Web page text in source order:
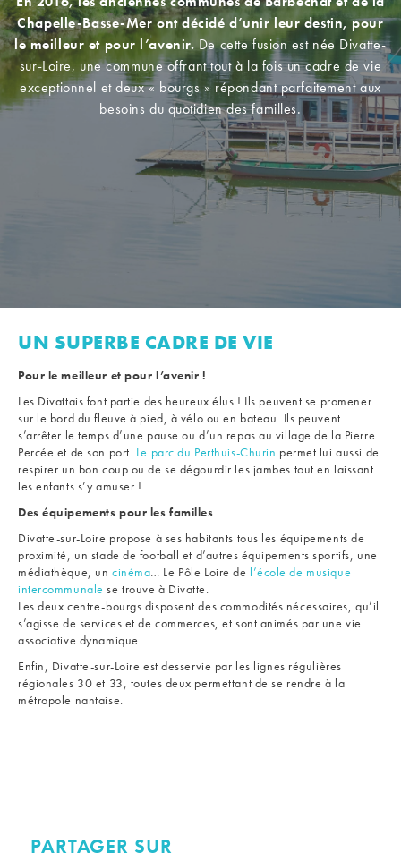
Chapelle-Basse-Mer ont décidé d’unir leur destin, pour
le meilleur et pour l’avenir.De cette fusion est née Divatte-
sur-Loire, une commune offrant tout à la fois un cadre de vie
exceptionnel et deux « bourgs » répondant parfaitement aux
besoins du quotidien des familles.
UN SUPERBE CADRE DE VIE
Pour le meilleur et pour l’avenir !
Les Divattais font partie des heureux élus ! Ils peuvent se promener
sur le bord du fleuve à pied, à vélo ou en bateau. Ils peuvent
s’arrêter le temps d’une pause ou d’un repas au village de la Pierre
Percée et de son port. Le parc du Perthuis-Churin permet lui aussi de
respirer un bon coup ou de se dégourdir les jambes tout en laissant
les enfants s’y amuser !
Des équipements pour les familles
Divatte-sur-Loire propose à ses habitants tous les équipements de
proximité, un stade de football et d’autres équipements sportifs, une
médiathèque, un cinéma… Le Pôle Loire de l’école de musique
intercommunale se trouve à Divatte.
Les deux centre-bourgs disposent des commodités nécessaires, qu’il
s’agisse de services et de commerces, et sont animés par une vie
associative dynamique.
Enfin, Divatte-sur-Loire est desservie par les lignes régulières
régionales 30 et 33, toutes deux permettant de se rendre à la
métropole nantaise.
PARTAGER SUR